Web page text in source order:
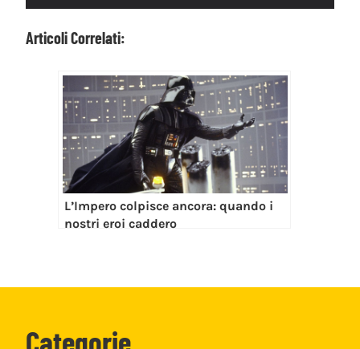
Articoli Correlati:
L’Impero colpisce ancora: quando i
nostri eroi caddero